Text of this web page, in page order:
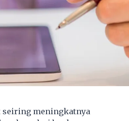
seiring meningkatnya